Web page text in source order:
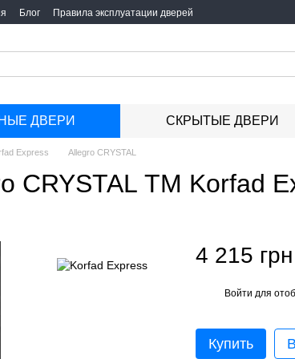
Блог Правила эксплуатации дверей
ДВЕРИ СКРЫТЫЕ ДВЕРИ
Express Allegro CRYSTAL
CRYSTAL ТМ Korfad
4 215 грн
Войти для
Купить